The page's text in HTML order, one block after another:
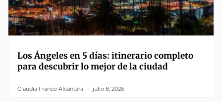
Los Ángeles en 5 días: itinerario completo
para descubrir lo mejor de la ciudad
Claudia Franco Alcántara julio 8, 2026